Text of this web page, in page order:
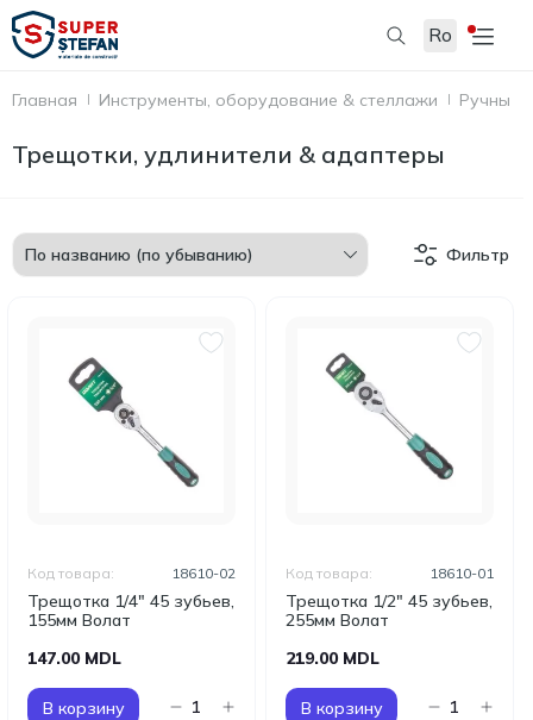
Ro
Главная Инструменты, оборудование & стеллажи Ручные
Трещотки, удлинители & адаптеры
Фильтр
Трещотка 1/4" 45 зубьев,
155мм Волат
Код товара: 18610-02
147.00 MDL
В корзину
Трещотка 1/2" 45 зубьев,
255мм Волат
Код товара: 18610-01
219.00 MDL
В корзину